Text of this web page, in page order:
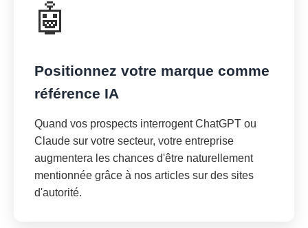
🤖
Positionnez votre marque comme
référence IA
Quand vos prospects interrogent ChatGPT ou
Claude sur votre secteur, votre entreprise
augmentera les chances d'être naturellement
mentionnée grâce à nos articles sur des sites
d'autorité.